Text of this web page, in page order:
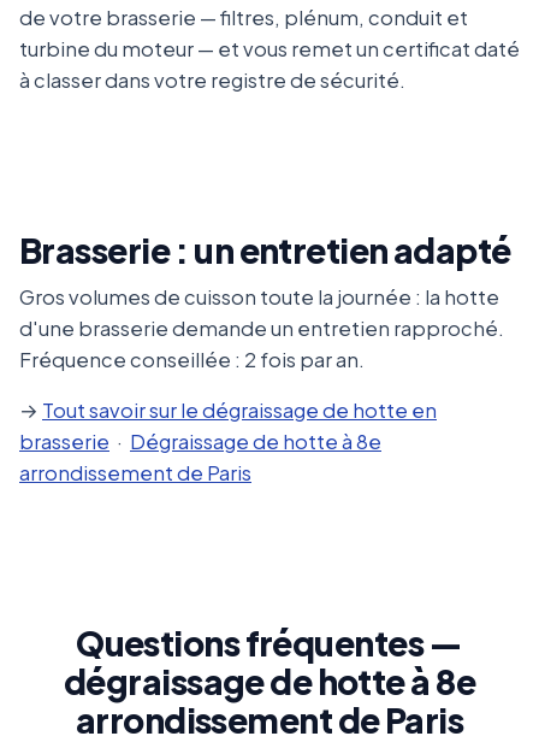
de votre brasserie — filtres, plénum, conduit et
turbine du moteur — et vous remet un certificat daté
à classer dans votre registre de sécurité.
Brasserie : un entretien adapté
Gros volumes de cuisson toute la journée : la hotte
d'une brasserie demande un entretien rapproché.
Fréquence conseillée : 2 fois par an.
→ Tout savoir sur le dégraissage de hotte en
brasserie · Dégraissage de hotte à 8e
arrondissement de Paris
Questions fréquentes —
dégraissage de hotte à 8e
arrondissement de Paris